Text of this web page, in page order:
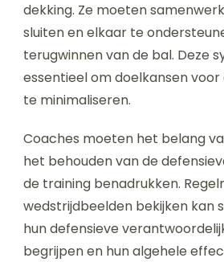
dekking. Ze moeten
sluiten en elkaar te
terugwinnen van de bal. Deze
essentieel om doelkansen
te minimaliseren.
Coaches moeten het belang
het behouden van de
de training benadrukken.
wedstrijdbeelden bekijken kan
hun defensieve
begrijpen en hun algehele